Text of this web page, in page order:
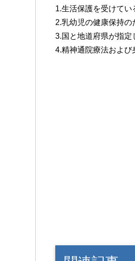
1.生活保護を受けてい
2.乳幼児の健康保持の
3.国と地道府県が指定
4.精神通院療法および